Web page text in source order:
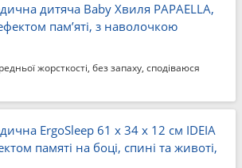
дитяча Baby Хвиля PAPAELLA,
пам’яті, з наволочкою
жорсткості, без запаху, сподіваюся
ErgoSleep 61 x 34 x 12 см IDEIA
памяті на боці, спині та животі,